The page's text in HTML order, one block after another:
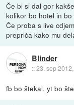
Če bi si dal gor
kolikor bo hotel in
Če proba s live
prepriča kako mu
Blinder
::23. sep
fb bo štekal, yt bo